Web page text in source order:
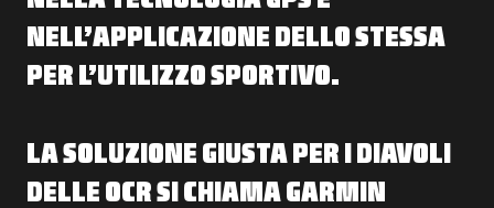
NELL’APPLICAZIONE DELLO STESSA
PER L’UTILIZZO SPORTIVO.
LA SOLUZIONE GIUSTA PER I DIAVOLI
DELLE OCR SI CHIAMAGARMIN